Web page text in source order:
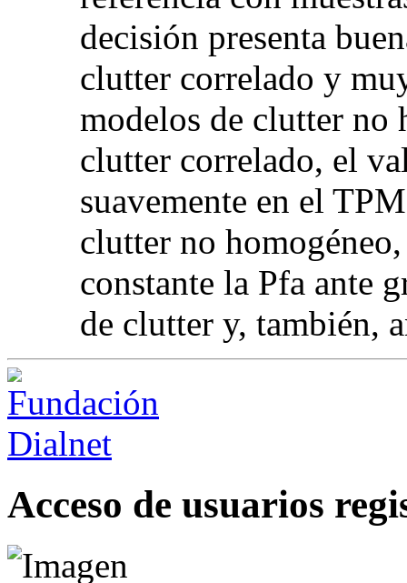
decisión presenta
clutter correlado y
modelos de clutter no
clutter correlado, el
suavemente en el
clutter no
constante la Pfa ante
de clutter y, también,
Acceso de usuarios